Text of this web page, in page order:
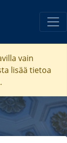
vain
lisää tietoa